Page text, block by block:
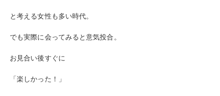
と考える女性も多い時代。
でも実際に会ってみると意気投合。
お見合い後すぐに
「楽しかった！」